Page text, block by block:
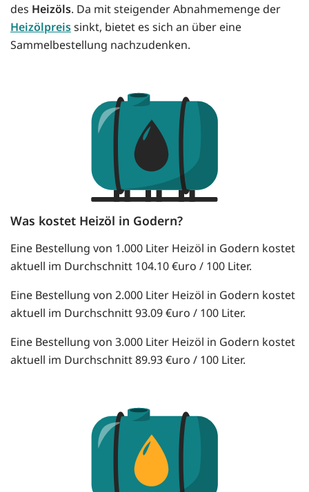
des Heizöls. Da mit steigender Abnahmemenge der
Heizölpreissinkt, bietet es sich an über eine
Sammelbestellung nachzudenken.
Was kostet Heizöl in Godern?
Eine Bestellung von 1.000 Liter Heizöl in Godern kostet
aktuell im Durchschnitt 104.10 €uro / 100 Liter.
Eine Bestellung von 2.000 Liter Heizöl in Godern kostet
aktuell im Durchschnitt 93.09 €uro / 100 Liter.
Eine Bestellung von 3.000 Liter Heizöl in Godern kostet
aktuell im Durchschnitt 89.93 €uro / 100 Liter.